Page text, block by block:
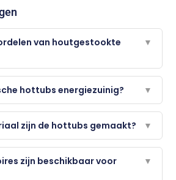
van houtgestookte
▼
hottubs energiezuinig? ▼
zijn de hottubs gemaakt? ▼
zijn beschikbaar voor
▼